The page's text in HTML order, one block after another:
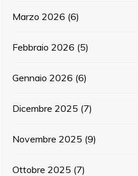
Marzo 2026 (6)
Febbraio 2026 (5)
Gennaio 2026 (6)
Dicembre 2025 (7)
Novembre 2025 (9)
Ottobre 2025 (7)